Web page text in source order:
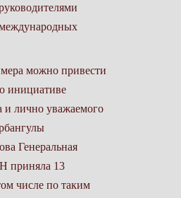
можно привести
инициативе
и лично уважаемого
Генеральная
приняла 13
числе по таким